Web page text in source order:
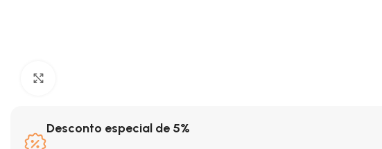
Desconto especial de 5%